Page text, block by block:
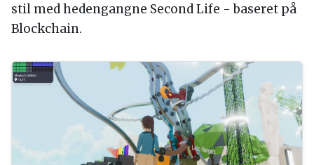
stil med hedengangne Second Life - baseret på
Blockchain.